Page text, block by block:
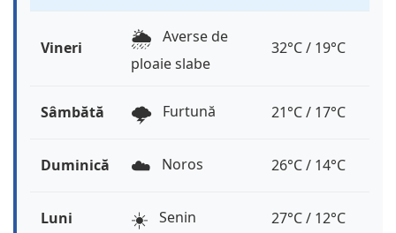
Vineri 🌦️ Averse de
ploaie slabe
32°C / 19°C
Sâmbătă 🌩️ Furtună 21°C / 17°C
Duminică ☁️ Noros 26°C / 14°C
Luni ☀️ Senin 27°C / 12°C